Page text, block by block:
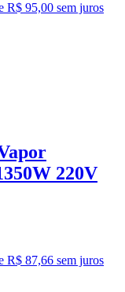
R$ 95,00 sem juros
220V
R$ 87,66 sem juros